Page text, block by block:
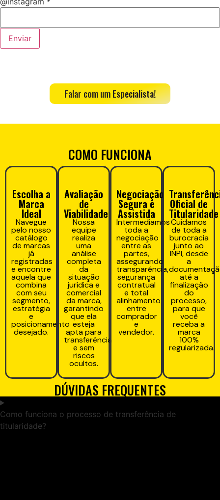
Enviar
Falar com um Especialista!
COMO FUNCIONA
Escolha a
Marca
Ideal
Navegue
pelo nosso
catálogo
de marcas
já
registradas
e encontre
aquela que
combina
com seu
segmento,
estratégia
e
posicionamento
desejado.
Avaliação
de
Viabilidade
Nossa
equipe
realiza
uma
análise
completa
da
situação
jurídica e
comercial
da marca,
garantindo
que ela
esteja
apta para
transferência
e sem
riscos
ocultos.
Negociação
Segura e
Assistida
Intermediamos
toda a
negociação
entre as
partes,
assegurando
transparência,
segurança
contratual
e total
alinhamento
entre
comprador
e
vendedor.
Oficial de
Titularidade
Cuidamos
de toda a
burocracia
junto ao
INPI, desde
a
até a
finalização
do
processo,
para que
você
receba a
marca
100%
regularizada.
DÚVIDAS FREQUENTES
Como funciona o processo de transferência de
titularidade?